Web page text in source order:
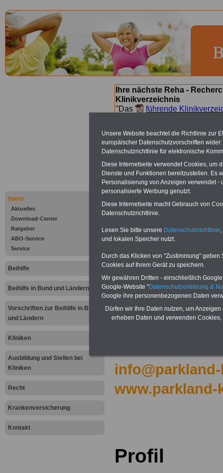
home
Aktuelles
Download-Center
Ratgeber
ABO-Service
Service
Beihilfe
Beihilfe in Bund und Ländern
Vorschriften zur Beihilfe in Bund
und Ländern
Kliniken
Ausbildung und Stellen bei
Kliniken
Recht
Krankenversicherung
Kontakt
Ihre nächste Reha -
Klinikverzeichnis
"Das
führende
suchen. Beamtinnen und
Angebote nach
Bad
Klinik
Parkland-Klinik
Im Kreuzfeld 6
34537 Bad
Wildungen
Tel.: 0 56 21 / 7
www.parkland-
Profil
Unsere Website beachtet die Richtlinie zur
europäischer Datenschutzvorschriften
Datenschutzrichtlinie für elektronische
Diese Internetseite verwendet Cookies, um
Dienste und Funktionen bereitzustellen. Es
Personalisierung von Anzeigen verwendet
personalisierte Werbung genutzt.
Diese Internetseite macht Gebrauch von
Datenschutzrichtlinie.
Lesen Sie bitte unsere Datenschutzrichtlinie
und lokalen Speicher nutzt.
Durch das Klicken von "Zustimmung"
Cookies auf Ihrem Gerät zu speichern.
Wir gewähren Dritten - einschließlich
Google-Website "Datenschutzerklärung &
Google ihre personenbezogenen Daten
Dürfen wir Ihre Daten nutzen, um
erheben Daten und verwenden